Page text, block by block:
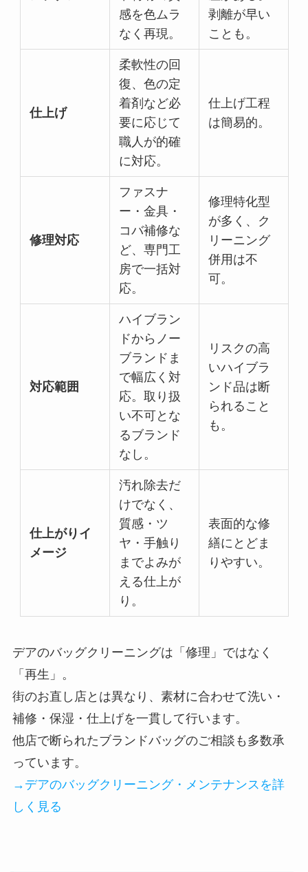
感を色ムラ
なく再現。
剥離が早い
ことも。
仕上げ
柔軟性の回
復、色の定
着剤など必
要に応じて
職人が的確
に対応。
仕上げ工程
は簡易的。
修理対応
ファスナ
ー・金具・
コバ補修な
ど、専門工
房で一括対
応。
修理特化型
が多く、ク
リーニング
併用は不
可。
対応範囲
ハイブラン
ドからノー
ブランドま
で幅広く対
応。取り扱
い不可とな
るブランド
なし。
リスクの高
いハイブラ
ンド品は断
られること
も。
仕上がりイ
メージ
汚れ除去だ
けでなく、
質感・ツ
ヤ・手触り
までよみが
える仕上が
り。
表面的な修
繕にとどま
りやすい。
デアのバッグクリーニングは「修理」ではなく
「再生」。
街のお直し店とは異なり、素材に合わせて洗い・
補修・保湿・仕上げを一貫して行います。
他店で断られたブランドバッグのご相談も多数承
っています。
→デアのバッグクリーニング・メンテナンスを詳
しく見る